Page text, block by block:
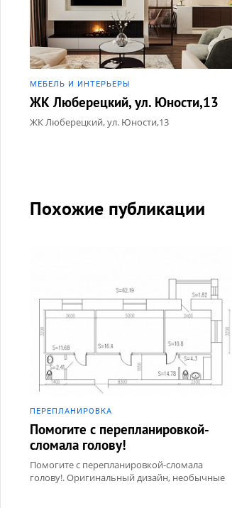
МЕБЕЛЬ И ИНТЕРЬЕРЫ
ЖК Люберецкий, ул. Юности,13
ЖК Люберецкий, ул. Юности,13
Похожие публикации
ПЕРЕПЛАНИРОВКА
Помогите с перепланировкой-
сломала голову!
Помогите с перепланировкой-сломала
голову!. Оригинальный дизайн, необычные